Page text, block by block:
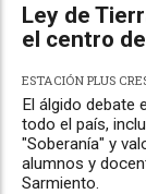
Ley de
el centro
ESTACIÓN PLUS
El álgido debate
todo el país,
"Soberanía" y
alumnos y
Sarmiento.